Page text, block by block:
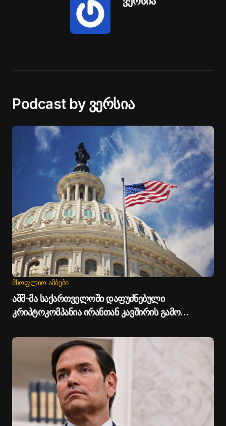
Podcast by ვერსია
ᲛᲡᲝᲤᲚᲘᲝ ᲐᲛᲑᲔᲑᲘ
აშშ-მა საქართველოში დაფუძნებული
კრიპტოკომპანია ირანთან კავშირის გამო